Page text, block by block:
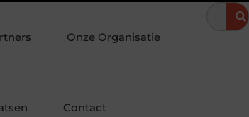
Onze Organisatie
Contact